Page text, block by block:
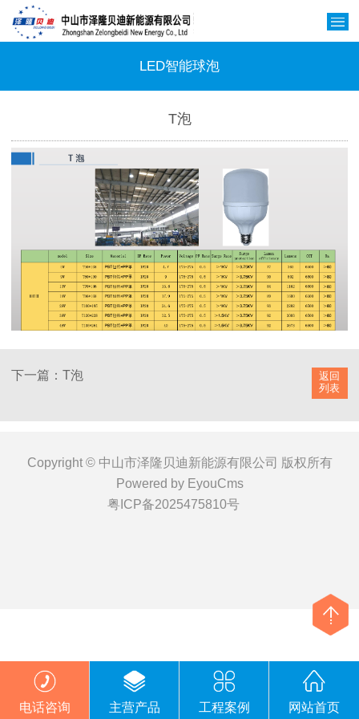
LED智能球泡
T泡
返回
列表
下一篇：T泡
Copyright © 中山市泽隆贝迪新能源有限公司 版权所有
Powered by EyouCms
粤ICP备2025475810号
电话咨询 主营产品 工程案例 网站首页